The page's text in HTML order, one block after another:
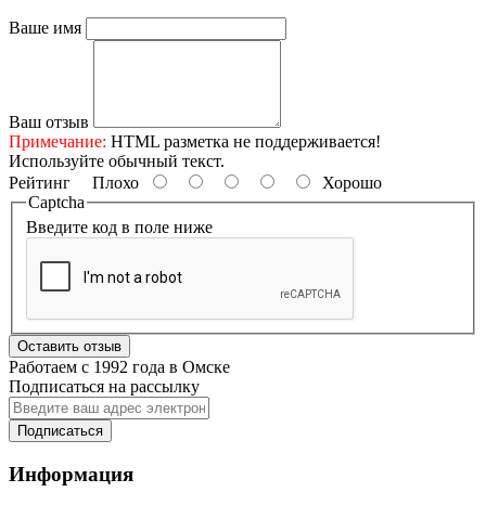
Ваше имя
Ваш отзыв
Примечание: HTML разметка не поддерживается!
Используйте обычный текст.
Рейтинг Плохо
Хорошо
Captcha
Введите код в поле ниже
Оставить отзыв
Работаем с 1992 года в Омске
Подписаться на рассылку
Подписаться
Информация